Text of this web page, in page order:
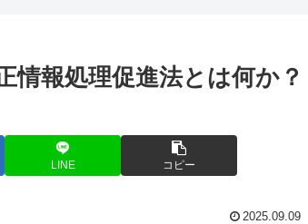
情報処理促進法とは何か？
LINE コピー
2025.09.09